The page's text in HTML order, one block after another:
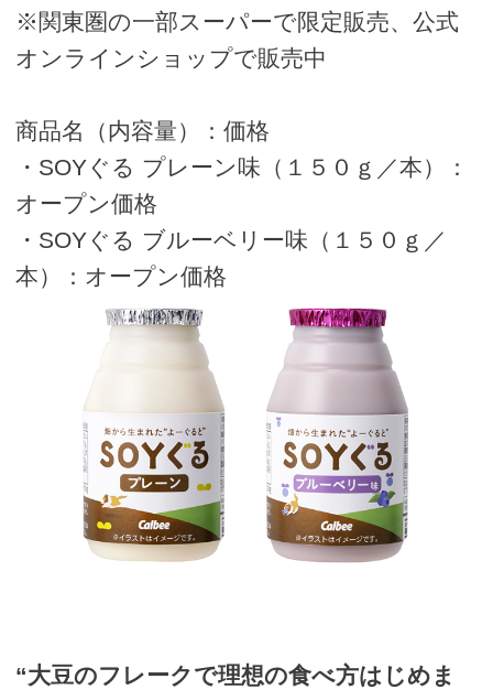
※関東圏の一部スーパーで限定販売、公式
オンラインショップで販売中
商品名（内容量）：価格
・SOYぐる プレーン味（１５０ｇ／本）：
オープン価格
・SOYぐる ブルーベリー味（１５０ｇ／
本）：オープン価格
“大豆のフレークで理想の食べ方はじめま